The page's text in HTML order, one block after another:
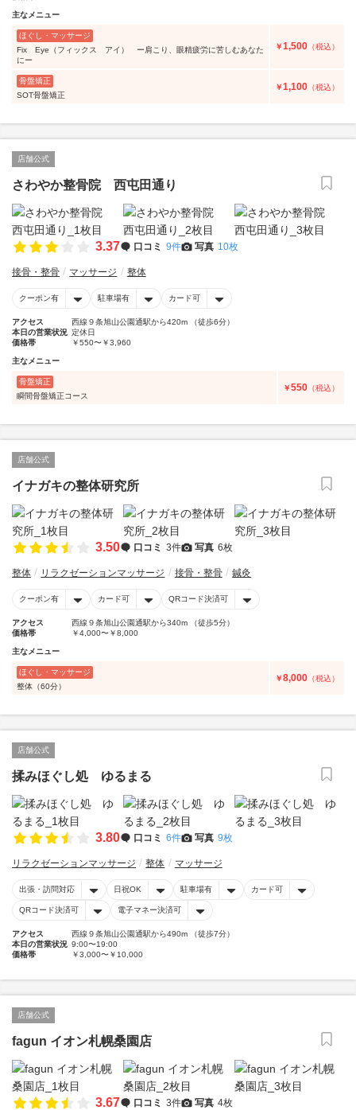
主なメニュー
ほぐし・マッサージ
Fix Eye（フィックス アイ） ー肩こり、眼精疲労に苦しむあなた
にー
￥1,500 （税込）
骨盤矯正
SOT骨盤矯正
￥1,100 （税込）
店舗公式
さわやか整骨院 西屯田通り
3.37 口コミ 9件 写真 10枚
接骨・整骨 マッサージ 整体
クーポン有 駐車場有 カード可
アクセス
西線９条旭山公園通駅から420m （徒歩6分）
本日の営業状況 定休日
価格帯
￥550〜￥3,960
主なメニュー
骨盤矯正
瞬間骨盤矯正コース
￥550 （税込）
店舗公式
イナガキの整体研究所
3.50 口コミ 3件 写真 6枚
整体 リラクゼーションマッサージ 接骨・整骨 鍼灸
クーポン有 カード可 QRコード決済可
アクセス
西線９条旭山公園通駅から340m （徒歩5分）
価格帯
￥4,000〜￥8,000
主なメニュー
ほぐし・マッサージ
整体（60分）
￥8,000 （税込）
店舗公式
揉みほぐし処 ゆるまる
3.80 口コミ 6件 写真 9枚
リラクゼーションマッサージ 整体 マッサージ
出張・訪問対応 日祝OK 駐車場有 カード可
QRコード決済可 電子マネー決済可
アクセス
西線９条旭山公園通駅から490m （徒歩7分）
本日の営業状況 9:00〜19:00
価格帯
￥3,000〜￥10,000
店舗公式
fagun イオン札幌桑園店
3.67 口コミ 3件 写真 4枚